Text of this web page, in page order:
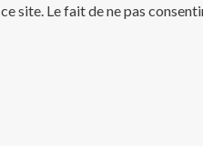
site. Le fait de ne pas